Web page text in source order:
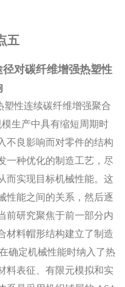
五
对碳纤维增强热塑性
性连续碳纤维增强聚合
生产中具有缩短周期时
不良影响而对零件的结构
一种优化的制造工艺，尽
而实现目标机械性能。这
性能之间的关系，然后逐
前研究聚焦于前一部分内
材料帽形结构建立了制造
确定机械性能时纳入了热
料表征、有限元模拟和实